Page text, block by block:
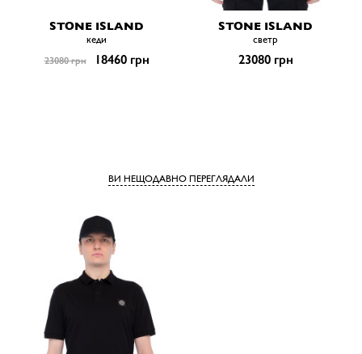
STONE ISLAND
кеди
23080 грн 18460 грн
STONE ISLAND
светр
23080 грн
ВИ НЕЩОДАВНО ПЕРЕГЛЯДАЛИ